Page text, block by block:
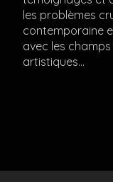
les problèmes
contemporaine
avec les
artistiques…